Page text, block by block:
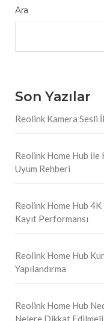
Ara
Son Yazılar
Reolink Kamera Sesli
Reolink Home Hub
Uyum Rehberi
Reolink Home Hub
Kayıt Performansı
Reolink Home Hub
Yapılandırma
Reolink Home Hub
Nelere Dikkat